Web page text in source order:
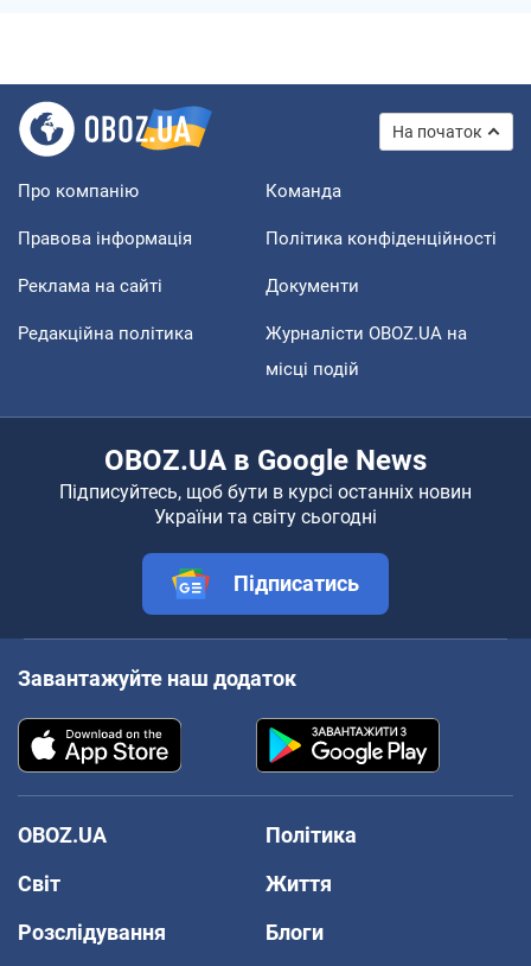
На початок
Про компанію Команда
Правова інформація Політика конфіденційності
Реклама на сайті Документи
Редакційна політика
Журналісти OBOZ.UA на
місці подій
OBOZ.UA в Google News
Підписуйтесь, щоб бути в курсі останніх новин
України та світу сьогодні
Підписатись
Завантажуйте наш додаток
OBOZ.UA
Політика
Світ
Життя
Розслідування
Блоги